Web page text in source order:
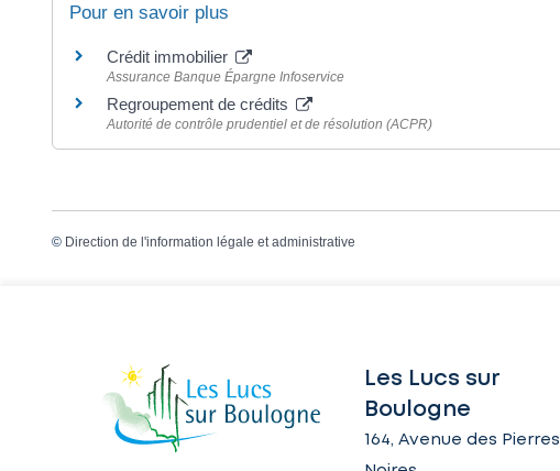
Pour en savoir plus
Crédit immobilier
Assurance Banque Épargne Infoservice
Regroupement de crédits
Autorité de contrôle prudentiel et de résolution (ACPR)
© Direction de l'information légale et administrative
Les Lucs sur
Boulogne
164, Avenue des Pierres